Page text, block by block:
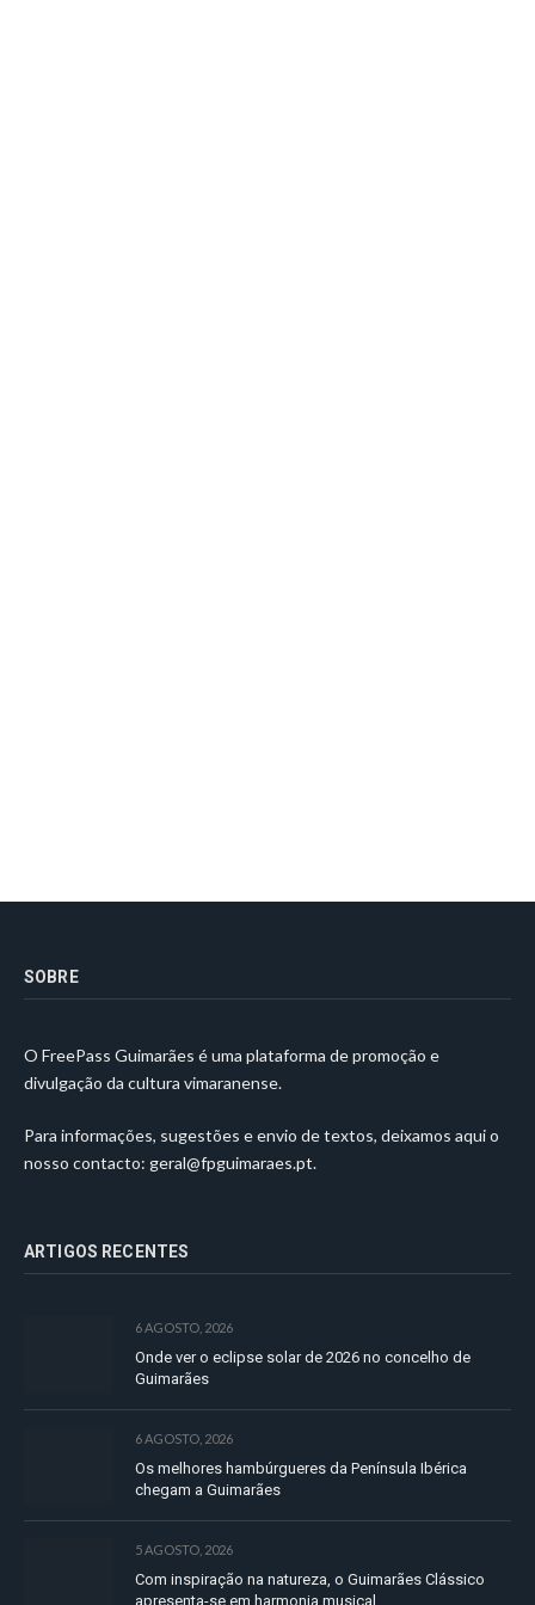
SOBRE
O FreePass Guimarães é uma plataforma de promoção e
divulgação da cultura vimaranense.
Para informações, sugestões e envio de textos, deixamos aqui o
nosso contacto: geral@fpguimaraes.pt.
ARTIGOS RECENTES
6 AGOSTO, 2026
Onde ver o eclipse solar de 2026 no concelho de
Guimarães
6 AGOSTO, 2026
Os melhores hambúrgueres da Península Ibérica
chegam a Guimarães
5 AGOSTO, 2026
Com inspiração na natureza, o Guimarães Clássico
apresenta-se em harmonia musical